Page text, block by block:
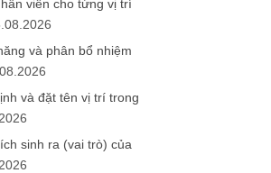
viên cho từng vị trí
và phân bổ nhiệm
và đặt tên vị trí trong
sinh ra (vai trò) của